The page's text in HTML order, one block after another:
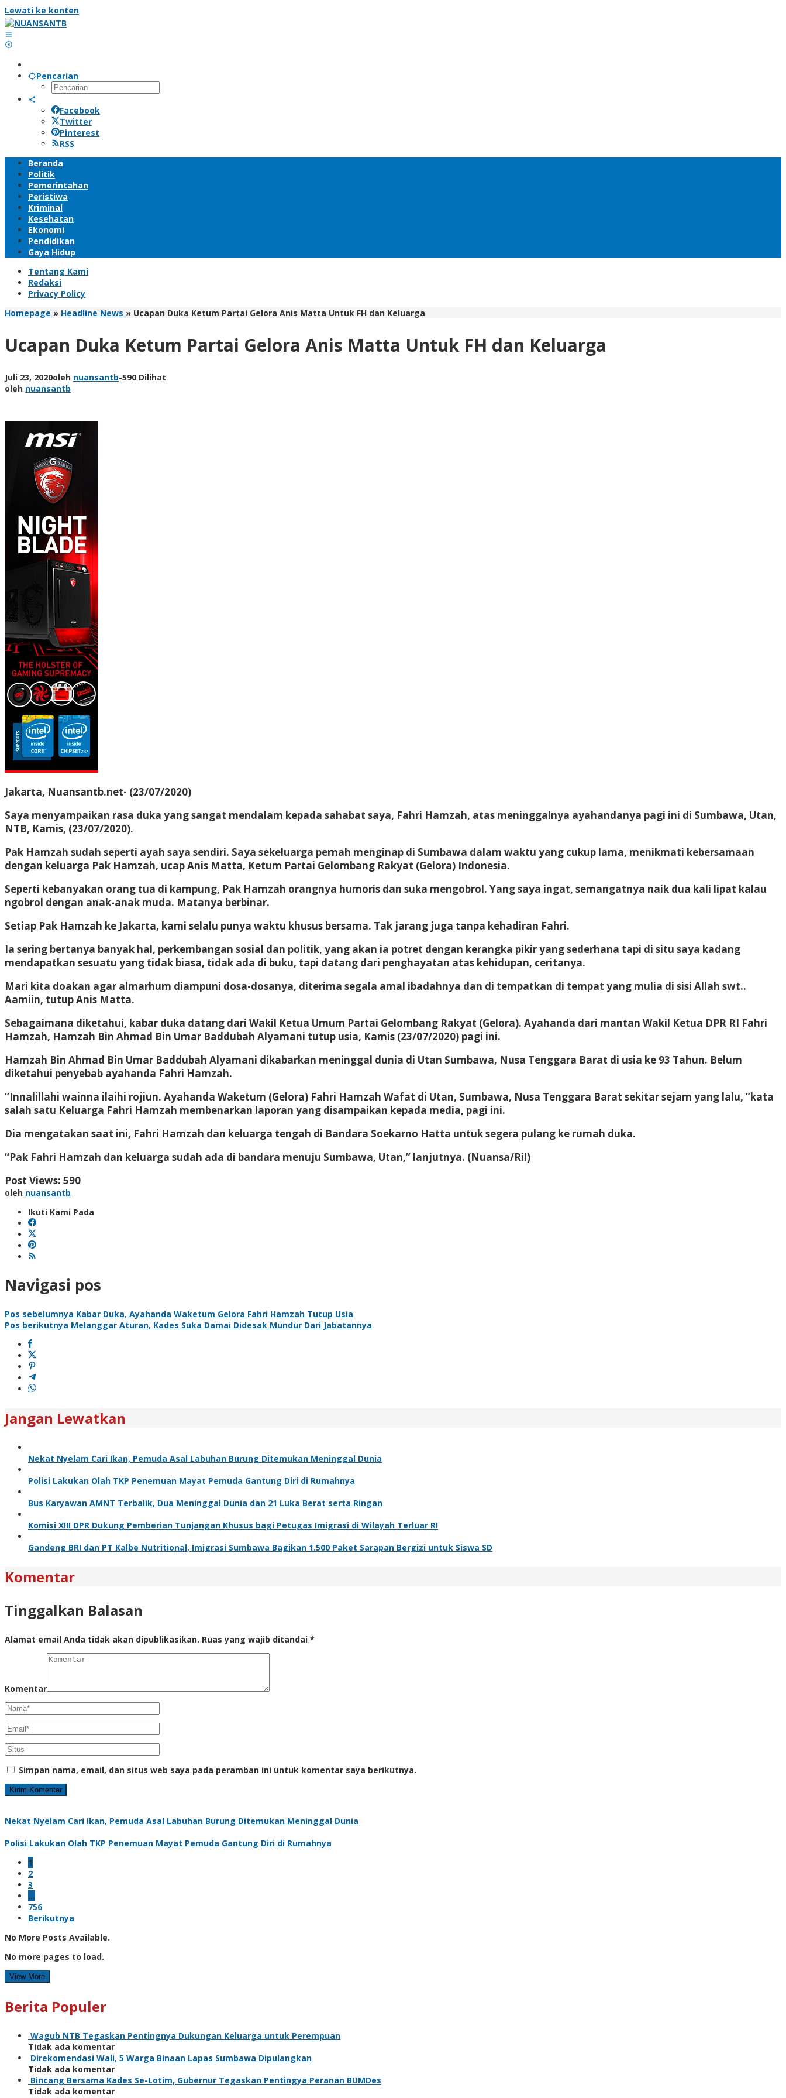
Lewati ke konten
Pencarian
Facebook
Twitter
Pinterest
RSS
Beranda
Politik
Pemerintahan
Peristiwa
Kriminal
Kesehatan
Ekonomi
Pendidikan
Gaya Hidup
Tentang Kami
Redaksi
Privacy Policy
Homepage » Headline News » Ucapan Duka Ketum Partai Gelora Anis Matta Untuk FH dan Keluarga
Ucapan Duka Ketum Partai Gelora Anis Matta Untuk FH dan Keluarga
Juli 23, 2020oleh nuansantb-590 Dilihat
oleh nuansantb
Jakarta, Nuansantb.net- (23/07/2020)
Saya menyampaikan rasa duka yang sangat mendalam kepada sahabat saya, Fahri Hamzah, atas meninggalnya ayahandanya pagi ini di Sumbawa, Utan,
NTB, Kamis, (23/07/2020).
Pak Hamzah sudah seperti ayah saya sendiri. Saya sekeluarga pernah menginap di Sumbawa dalam waktu yang cukup lama, menikmati kebersamaan
dengan keluarga Pak Hamzah, ucap Anis Matta, Ketum Partai Gelombang Rakyat (Gelora) Indonesia.
Seperti kebanyakan orang tua di kampung, Pak Hamzah orangnya humoris dan suka mengobrol. Yang saya ingat, semangatnya naik dua kali lipat kalau
ngobrol dengan anak-anak muda. Matanya berbinar.
Setiap Pak Hamzah ke Jakarta, kami selalu punya waktu khusus bersama. Tak jarang juga tanpa kehadiran Fahri.
Ia sering bertanya banyak hal, perkembangan sosial dan politik, yang akan ia potret dengan kerangka pikir yang sederhana tapi di situ saya kadang
mendapatkan sesuatu yang tidak biasa, tidak ada di buku, tapi datang dari penghayatan atas kehidupan, ceritanya.
Mari kita doakan agar almarhum diampuni dosa-dosanya, diterima segala amal ibadahnya dan di tempatkan di tempat yang mulia di sisi Allah swt..
Aamiin, tutup Anis Matta.
Sebagaimana diketahui, kabar duka datang dari Wakil Ketua Umum Partai Gelombang Rakyat (Gelora). Ayahanda dari mantan Wakil Ketua DPR RI Fahri
Hamzah, Hamzah Bin Ahmad Bin Umar Baddubah Alyamani tutup usia, Kamis (23/07/2020) pagi ini.
Hamzah Bin Ahmad Bin Umar Baddubah Alyamani dikabarkan meninggal dunia di Utan Sumbawa, Nusa Tenggara Barat di usia ke 93 Tahun. Belum
diketahui penyebab ayahanda Fahri Hamzah.
“Innalillahi wainna ilaihi rojiun. Ayahanda Waketum (Gelora) Fahri Hamzah Wafat di Utan, Sumbawa, Nusa Tenggara Barat sekitar sejam yang lalu, ”kata
salah satu Keluarga Fahri Hamzah membenarkan laporan yang disampaikan kepada media, pagi ini.
Dia mengatakan saat ini, Fahri Hamzah dan keluarga tengah di Bandara Soekarno Hatta untuk segera pulang ke rumah duka.
“Pak Fahri Hamzah dan keluarga sudah ada di bandara menuju Sumbawa, Utan,” lanjutnya. (Nuansa/Ril)
Post Views: 590
oleh nuansantb
Ikuti Kami Pada
Navigasi pos
Pos sebelumnya Kabar Duka, Ayahanda Waketum Gelora Fahri Hamzah Tutup Usia
Pos berikutnya Melanggar Aturan, Kades Suka Damai Didesak Mundur Dari Jabatannya
Jangan Lewatkan
Nekat Nyelam Cari Ikan, Pemuda Asal Labuhan Burung Ditemukan Meninggal Dunia
Polisi Lakukan Olah TKP Penemuan Mayat Pemuda Gantung Diri di Rumahnya
Bus Karyawan AMNT Terbalik, Dua Meninggal Dunia dan 21 Luka Berat serta Ringan
Komisi XIII DPR Dukung Pemberian Tunjangan Khusus bagi Petugas Imigrasi di Wilayah Terluar RI
Gandeng BRI dan PT Kalbe Nutritional, Imigrasi Sumbawa Bagikan 1.500 Paket Sarapan Bergizi untuk Siswa SD
Komentar
Tinggalkan Balasan
Alamat email Anda tidak akan dipublikasikan. Ruas yang wajib ditandai *
Komentar
Simpan nama, email, dan situs web saya pada peramban ini untuk komentar saya berikutnya.
Nekat Nyelam Cari Ikan, Pemuda Asal Labuhan Burung Ditemukan Meninggal Dunia
Polisi Lakukan Olah TKP Penemuan Mayat Pemuda Gantung Diri di Rumahnya
1
2
3
…
756
Berikutnya
No More Posts Available.
No more pages to load.
View More
Berita Populer
Wagub NTB Tegaskan Pentingnya Dukungan Keluarga untuk Perempuan
Tidak ada komentar
Direkomendasi Wali, 5 Warga Binaan Lapas Sumbawa Dipulangkan
Tidak ada komentar
Bincang Bersama Kades Se-Lotim, Gubernur Tegaskan Pentingya Peranan BUMDes
Tidak ada komentar